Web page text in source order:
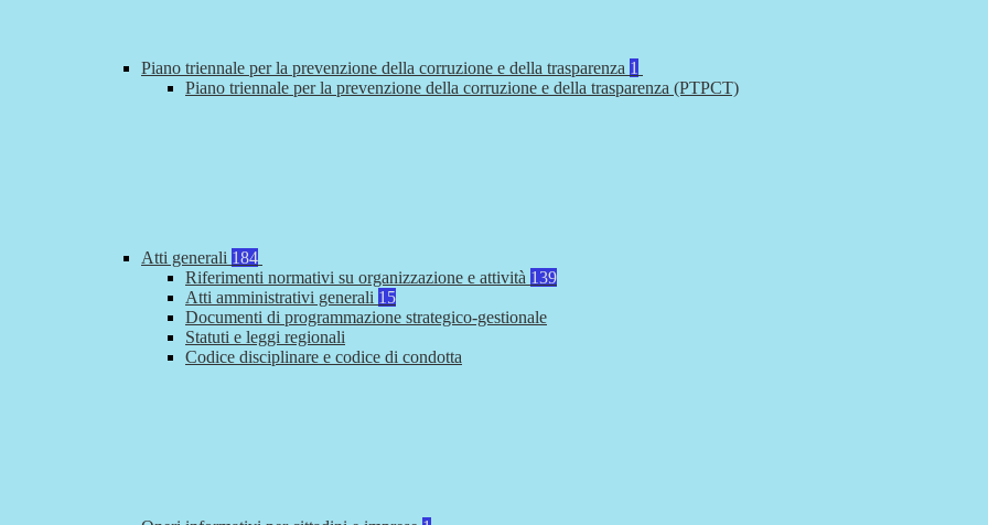
Piano triennale per la prevenzione della corruzione e della trasparenza 1
Piano triennale per la prevenzione della corruzione e della trasparenza (PTPCT)
Atti generali 184
Riferimenti normativi su organizzazione e attività 139
Atti amministrativi generali 15
Documenti di programmazione strategico-gestionale
Statuti e leggi regionali
Codice disciplinare e codice di condotta